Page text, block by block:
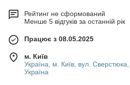
Рейтинг не сформований
Менше 5 відгуків за останній рік
Працює з 08.05.2025
м. Київ
Україна, м. Київ, вул.
Україна